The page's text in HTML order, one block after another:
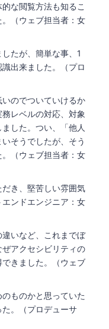
な閲覧方法も知るこ
（ウェブ担当者：女
たが、簡単な事、1
出来ました。（プロ
のでついていけるか
レベルの対応、対象
した。つい、「他人
そうでしたが、そう
（ウェブ担当者：女
き、堅苦しい雰囲気
ンドエンジニア：女
いなど、これまでぼ
アクセシビリティの
きました。（ウェブ
ものかと思っていた
。（プロデューサ